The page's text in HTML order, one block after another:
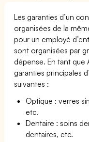
Les garanties d’un
organisées de la
pour un employé
sont organisées par
dépense. En tant
garanties principales
suivantes :
Optique : verres
etc.
Dentaire : soins
dentaires, etc.